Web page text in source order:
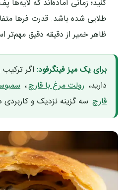
کنید؛ زمانی آماده‌اند که
طلایی شده باشد. قدرت فرها
ظاهر خمیر از دقیقه دقیق مهم‌تر
برای یک میز فینگرفود: اگر
دارید، رولت مرغ با قارچ،
قارچ سه گزینه نزدیک و